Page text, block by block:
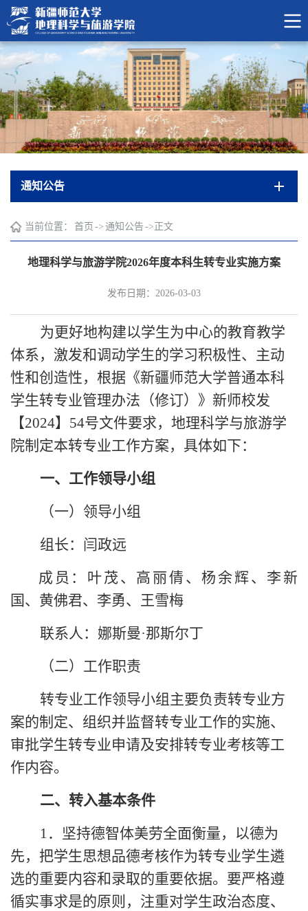
通知公告
当前位置： 首页 -> 通知公告 -> 正文
地理科学与旅游学院2026年度本科生转专业实施方案
发布日期：2026-03-03
为更好地构建以学生为中心的教育教学
体系，激发和调动学生的学习积极性、主动
性和创造性，根据《新疆师范大学普通本科
学生转专业管理办法（修订）》 新师校发
【2024】 54号文件要求，地理科学与旅游学
院制定本转专业工作方案，具体如下：
一、 工作领导小组
（一）领导小组
组长： 闫政远
成员： 叶茂 、 高丽倩、杨余辉、李新
国、黄佛君、李勇、王雪梅
联系人：娜斯曼·那斯尔丁
（二） 工作职责
转专业工作领导小组主要负责转专业方
案的制定、组织并监督转专业工作的实施、
审批学生转专业申请及安排转专业考核等工
作内容。
二、 转入基本条件
1．坚持德智体美劳全面衡量，以德为
先，把学生思想品德考核作为转专业学生遴
选的重要内容和录取的重要依据。要严格遵
循实事求是的原则，注重对学生政治态度、